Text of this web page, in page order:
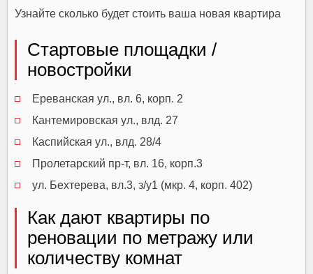
Узнайте сколько будет стоить ваша новая квартира
Стартовые площадки /
новостройки
Ереванская ул., вл. 6, корп. 2
Кантемировская ул., влд. 27
Каспийская ул., влд. 28/4
Пролетарский пр-т, вл. 16, корп.3
ул. Бехтерева, вл.3, з/у1 (мкр. 4, корп. 402)
Как дают квартиры по
реновации по метражу или
количеству комнат